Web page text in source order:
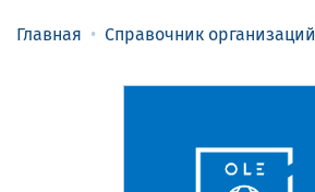
Главная Справочник организаций